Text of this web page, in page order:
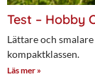
Test – Hobby
Lättare och
kompaktklassen.
Läs mer »